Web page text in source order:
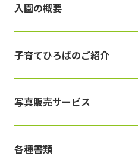
入園の概要
子育てひろばのご紹介
写真販売サービス
各種書類